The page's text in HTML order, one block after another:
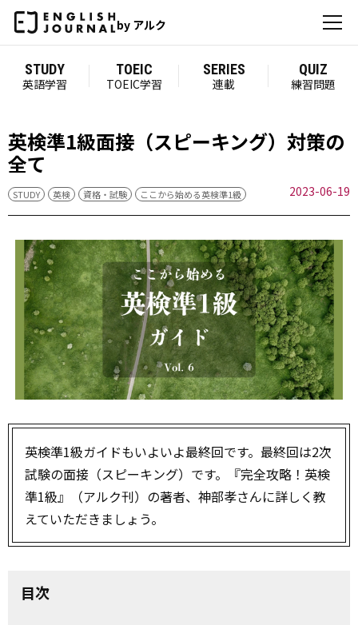
by アルク
STUDY
英語学習
TOEIC
TOEIC学習
SERIES
連載
QUIZ
練習問題
英検準1級面接（スピーキング）対策の
全て
STUDY 英検 資格・試験 ここから始める英検準1級 2023-06-19
英検準1級ガイドもいよいよ最終回です。最終回は2次
試験の面接（スピーキング）です。『完全攻略！英検
準1級』（アルク刊）の著者、神部孝さんに詳しく教
えていただきましょう。
目次